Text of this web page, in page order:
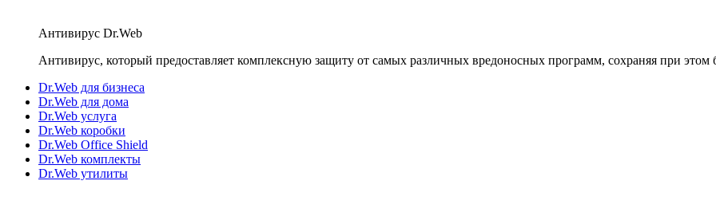
Антивирус Dr.Web
Антивирус, который предоставляет комплексную защиту от самых различных вредоносных программ, сохраняя при этом
Dr.Web для бизнеса
Dr.Web для дома
Dr.Web услуга
Dr.Web коробки
Dr.Web Office Shield
Dr.Web комплекты
Dr.Web утилиты